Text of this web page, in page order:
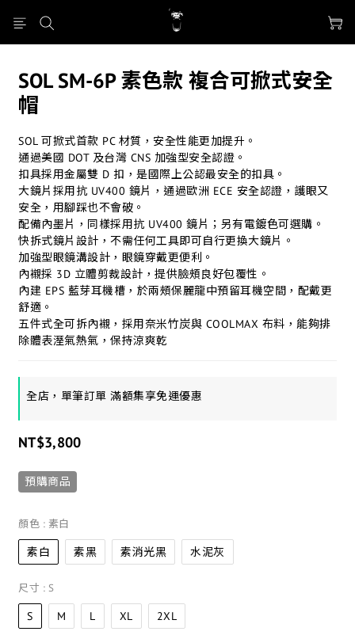
SOL SM-6P 素色款 複合可掀式安全
帽
SOL 可掀式首款 PC 材質，安全性能更加提升。
通過美國 DOT 及台灣 CNS 加強型安全認證。
扣具採用金屬雙 D 扣，是國際上公認最安全的扣具。
大鏡片採用抗 UV400 鏡片，通過歐洲 ECE 安全認證，護眼又
安全，用腳踩也不會破。
配備內墨片，同樣採用抗 UV400 鏡片；另有電鍍色可選購。
快拆式鏡片設計，不需任何工具即可自行更換大鏡片。
加強型眼鏡溝設計，眼鏡穿戴更便利。
內襯採 3D 立體剪裁設計，提供臉頰良好包覆性。
內建 EPS 藍芽耳機槽，於兩頰保麗龍中預留耳機空間，配戴更
舒適。
五件式全可拆內襯，採用奈米竹炭與 COOLMAX 布料，能夠排
除體表溼氣熱氣，保持涼爽乾
全店，單筆訂單 滿額集享免運優惠
NT$3,800
預購商品
顏色 : 素白
素白 素黑 素消光黑 水泥灰
尺寸 : S
S M L XL 2XL